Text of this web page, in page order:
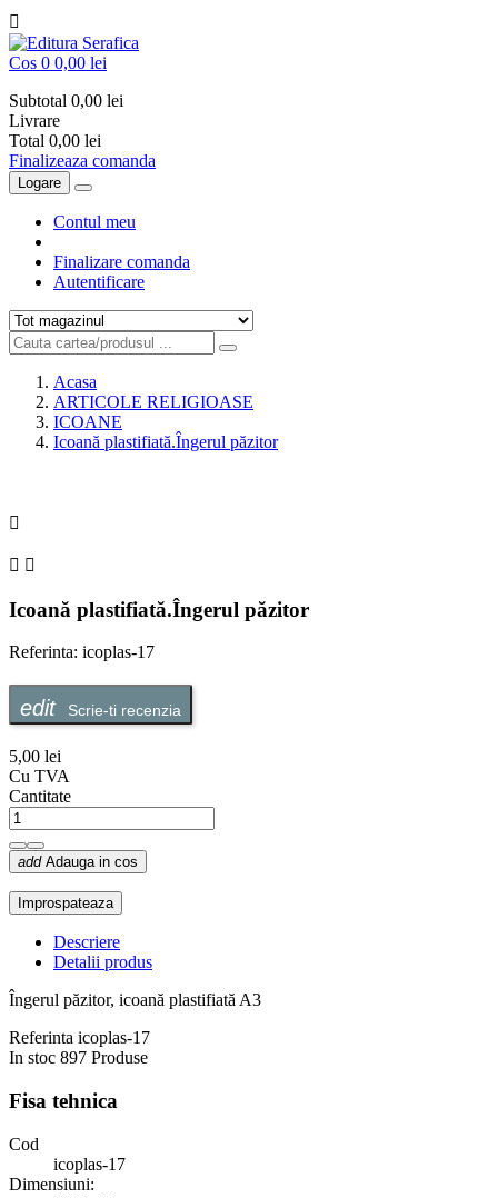

Cos 0 0,00 lei
Subtotal 0,00 lei
Livrare
Total 0,00 lei
Finalizeaza comanda
Logare
Contul meu
Finalizare comanda
Autentificare
Acasa
ARTICOLE RELIGIOASE
ICOANE
Icoană plastifiată.Îngerul păzitor

 
Icoană plastifiată.Îngerul păzitor
Referinta: icoplas-17
Scrie-ti recenzia
5,00 lei
Cu TVA
Cantitate
add Adauga in cos
Descriere
Detalii produs
Îngerul păzitor, icoană plastifiată A3
Referinta icoplas-17
In stoc 897 Produse
Fisa tehnica
Cod
icoplas-17
Dimensiuni: